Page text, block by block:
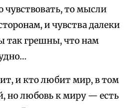
чувствовать, то мысли
и чувства далеки
так грешны, что нам
и кто любит мир, в том
но любовь к миру — есть